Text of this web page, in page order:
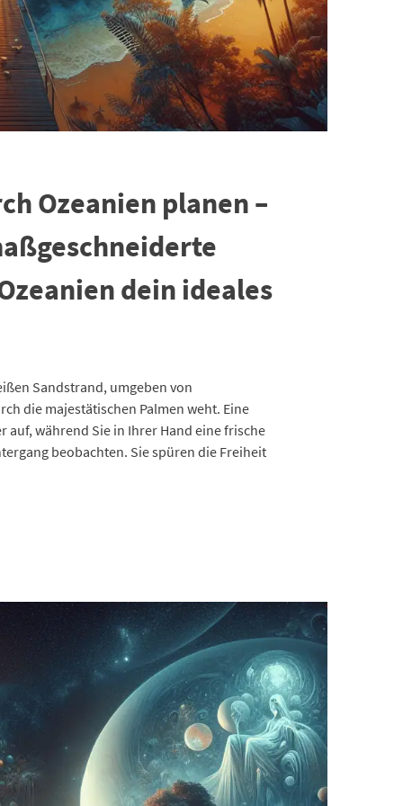
Ozeanien planen –
dein ideales
Sandstrand, umgeben von
die majestätischen Palmen weht. Eine
während Sie in Ihrer Hand eine frische
beobachten. Sie spüren die Freiheit